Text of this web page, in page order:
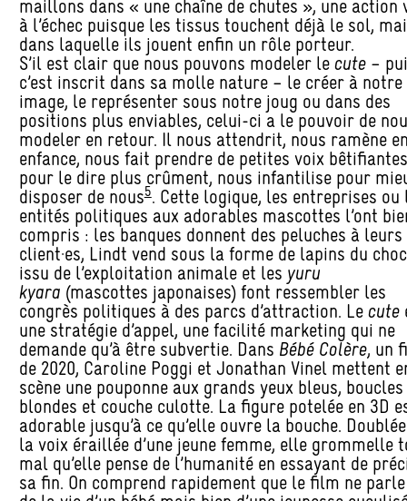
maillons dans « une chaîne de chutes », une action
à l’échec puisque les tissus touchent déjà le sol,
dans laquelle ils jouent enfin un rôle porteur.
S’il est clair que nous pouvons modeler le cute–
c’est inscrit dans sa molle nature – le créer à notre
image, le représenter sous notre joug ou dans des
positions plus enviables, celui-ci a le pouvoir de
modeler en retour. Il nous attendrit, nous ramène
enfance, nous fait prendre de petites voix
pour le dire plus crûment, nous infantilise pour
disposer de nous5. Cette logique, les entreprises ou
entités politiques aux adorables mascottes l’ont
compris : les banques donnent des peluches à leurs
client·es, Lindt vend sous la forme de lapins du
issu de l’exploitation animale et les yuru
kyara (mascottes japonaises) font ressembler les
congrès politiques à des parcs d’attraction. Le cute
une stratégie d’appel, une facilité marketing qui ne
demande qu’à être subvertie. Dans Bébé Colère, un
de 2020, Caroline Poggi et Jonathan Vinel mettent
scène une pouponne aux grands yeux bleus, boucles
blondes et couche culotte. La figure potelée en 3D
adorable jusqu’à ce qu’elle ouvre la bouche.
la voix éraillée d’une jeune femme, elle grommelle
mal qu’elle pense de l’humanité en essayant de
sa fin. On comprend rapidement que le film ne